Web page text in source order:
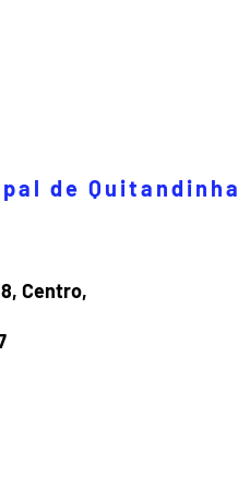
de Quitandinha
Centro,